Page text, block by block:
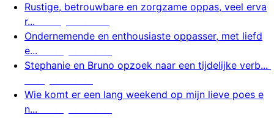
Rustige, betrouwbare en zorgzame oppas, veel erva
r...
Ondernemende en enthousiaste oppasser, met liefd
e...
Stephanie en Bruno opzoek naar een tijdelijke verb...
Wie komt er een lang weekend op mijn lieve poes e
n...